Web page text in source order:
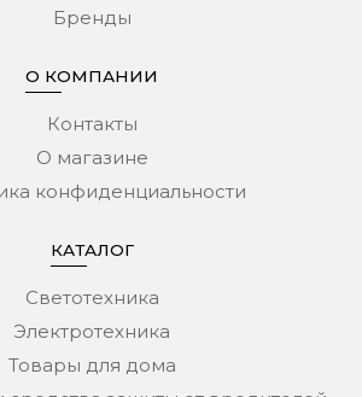
Бренды
О КОМПАНИИ
Контакты
О магазине
конфиденциальности
КАТАЛОГ
Светотехника
Электротехника
Товары для дома